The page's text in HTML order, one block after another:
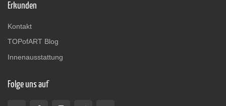
Erkunden
Kontakt
TOPofART Blog
Innenausstattung
Folge uns auf